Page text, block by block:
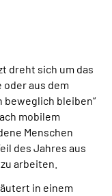
Deutscher
dreht sich um das
oder aus dem
beweglich bleiben“
mobilem
Menschen
des Jahres aus
arbeiten.
in einem